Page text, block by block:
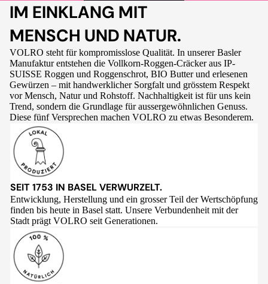
IM EINKLANG MIT
MENSCH UND NATUR.
VOLRO steht für kompromisslose Qualität. In unserer Basler
Manufaktur entstehen die Vollkorn-Roggen-Cräcker aus IP-
SUISSE Roggen und Roggenschrot, BIO Butter und erlesenen
Gewürzen – mit handwerklicher Sorgfalt und grösstem Respekt
vor Mensch, Natur und Rohstoff. Nachhaltigkeit ist für uns kein
Trend, sondern die Grundlage für aussergewöhnlichen Genuss.
Diese fünf Versprechen machen VOLRO zu etwas Besonderem.
SEIT 1753 IN BASEL VERWURZELT.
Entwicklung, Herstellung und ein grosser Teil der Wertschöpfung
finden bis heute in Basel statt. Unsere Verbundenheit mit der
Stadt prägt VOLRO seit Generationen.